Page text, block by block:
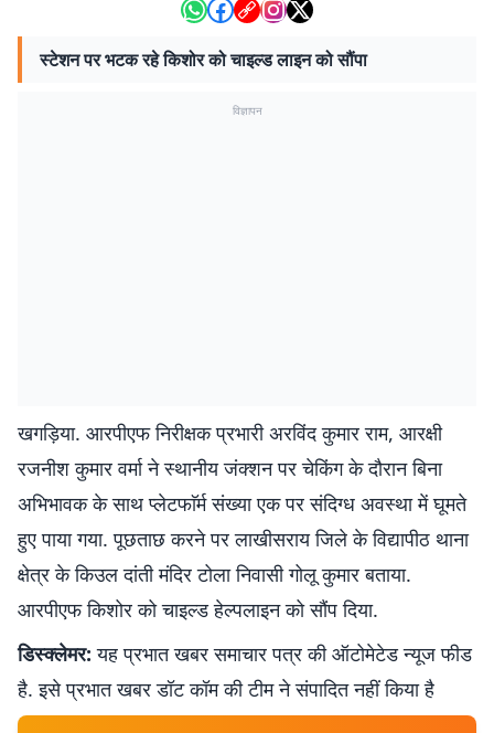
स्टेशन पर भटक रहे किशोर को चाइल्ड लाइन को सौंपा
विज्ञापन
खगड़िया. आरपीएफ निरीक्षक प्रभारी अरविंद कुमार राम, आरक्षी
रजनीश कुमार वर्मा ने स्थानीय जंक्शन पर चेकिंग के दौरान बिना
अभिभावक के साथ प्लेटफाॅर्म संख्या एक पर संदिग्ध अवस्था में घूमते
हुए पाया गया. पूछताछ करने पर लाखीसराय जिले के विद्यापीठ थाना
क्षेत्र के किउल दांती मंदिर टोला निवासी गोलू कुमार बताया.
आरपीएफ किशोर को चाइल्ड हेल्पलाइन को सौंप दिया.
डिस्क्लेमर: यह प्रभात खबर समाचार पत्र की ऑटोमेटेड न्यूज फीड
है. इसे प्रभात खबर डॉट कॉम की टीम ने संपादित नहीं किया है